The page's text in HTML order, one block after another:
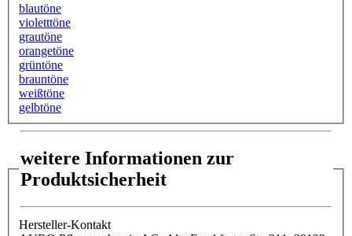
blautöne
violetttöne
grautöne
orangetöne
grüntöne
brauntöne
weißtöne
gelbtöne
weitere Informationen zur
Produktsicherheit
Hersteller-Kontakt